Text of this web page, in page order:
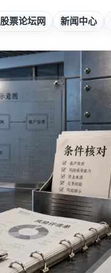
股票论坛网 新闻中心